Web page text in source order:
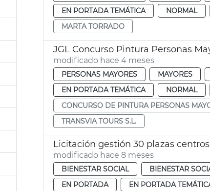
EN PORTADA TEMÁTICA
NORMAL
MARTA TORRADO
JGL Concurso Pintura Personas
modificado hace 4 meses
PERSONAS MAYORES MAYORES
EN PORTADA TEMÁTICA
NORMAL
CONCURSO DE PINTURA PERSONAS
TRANSVIA TOURS S.L.
Licitación gestión 30 plazas
modificado hace 8 meses
BIENESTAR SOCIAL BIENESTAR
EN PORTADA
EN PORTADA